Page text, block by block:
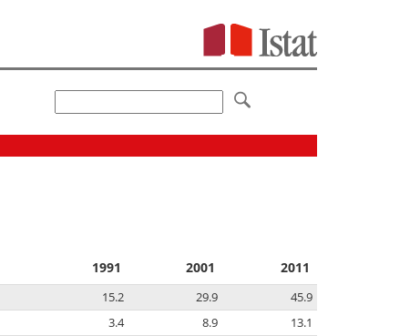
1991 2001 2011
15.2 29.9
45.9
3.4 8.9
13.1